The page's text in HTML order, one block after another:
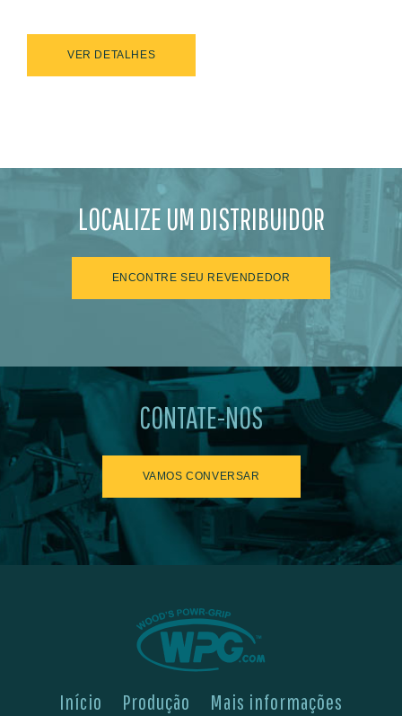
VER DETALHES
LOCALIZE UM DISTRIBUIDOR
ENCONTRE SEU REVENDEDOR
CONTATE-NOS
VAMOS CONVERSAR
Início Produção Mais informações